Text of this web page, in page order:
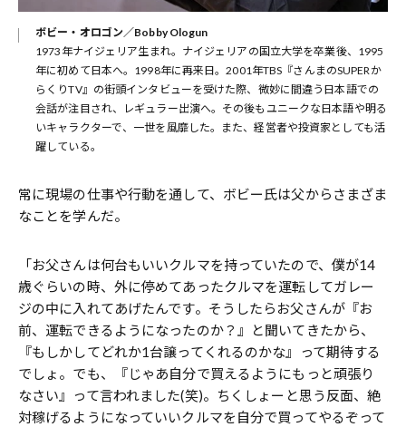
ボビー・オロゴン／Bobby Ologun
1973年ナイジェリア生まれ。ナイジェリアの国立大学を卒業後、1995
年に初めて日本へ。1998年に再来日。2001年TBS『さんまのSUPERか
らくりTV』の街頭インタビューを受けた際、微妙に間違う日本語での
会話が注目され、レギュラー出演へ。その後もユニークな日本語や明る
いキャラクターで、一世を風靡した。また、経営者や投資家としても活
躍している。
常に現場の仕事や行動を通して、ボビー氏は父からさまざま
なことを学んだ。
「お父さんは何台もいいクルマを持っていたので、僕が14
歳ぐらいの時、外に停めてあったクルマを運転してガレー
ジの中に入れてあげたんです。そうしたらお父さんが『お
前、運転できるようになったのか？』と聞いてきたから、
『もしかしてどれか1台譲ってくれるのかな』って期待する
でしょ。でも、『じゃあ自分で買えるようにもっと頑張り
なさい』って言われました(笑)。ちくしょーと思う反面、絶
対稼げるようになっていいクルマを自分で買ってやるぞって